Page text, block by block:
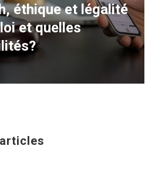
éthique et légalité
et quelles